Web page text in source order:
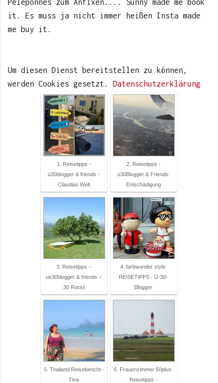
Peleponnes zum Anfixen.... Sunny made me book
it. Es muss ja nicht immer heißen Insta made
me buy it.
Um diesen Dienst bereitstellen zu können,
werden Cookies gesetzt. Datenschutzerklärung
1. Reisetipps -
ü30blogger & friends -
Claudias Welt
2. Reisetipps -
ü30Blogger & Friends:
Entschädigung
3. Reisetipps –
ue30blogger & friends –
30 Rockt
4. farbwunder style:
REISETIPPS - Ü-30-
Blogger
5. Thailand Reisebericht -
Tina
6. Frauenzimmer 50plus:
Reisetipps -